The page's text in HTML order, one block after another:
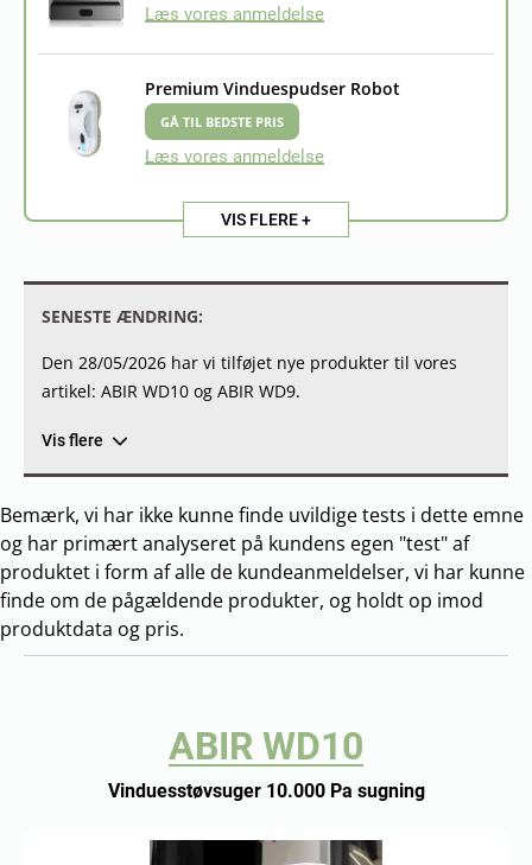
Læs vores anmeldelse
Premium Vinduespudser Robot
GÅ TIL BEDSTE PRIS
Læs vores anmeldelse
VIS FLERE +
SENESTE ÆNDRING:
Den 28/05/2026 har vi tilføjet nye produkter til vores
artikel: ABIR WD10 og ABIR WD9.
Vis flere
Bemærk, vi har ikke kunne finde uvildige tests i dette emne
og har primært analyseret på kundens egen "test" af
produktet i form af alle de kundeanmeldelser, vi har kunne
finde om de pågældende produkter, og holdt op imod
produktdata og pris.
ABIR WD10
Vinduesstøvsuger 10.000 Pa sugning